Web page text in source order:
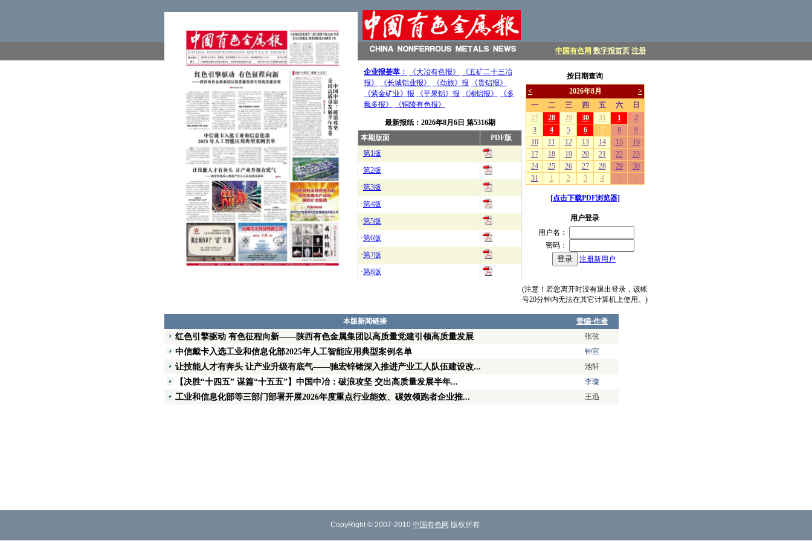
企业报荟萃： 《大冶有色报》
《五矿二十三冶
报》
《长城铝业报》 《劲旅》报
《贵铝报》
《紫金矿业》报
《平果铝》报 《湘铝报》
《多
氟多报》
《铜陵有色报》
最新报纸： 2026年8月6日 第5316期
本期版面
PDF版
·第1版
·第2版
·第3版
·第4版
·第5版
·第6版
·第7版
·第8版
中国有色网 数字报首页 注册
按日期查询
[点击下载PDF浏览器]
用户登录
用户名：
密码：
注册新用户
(注意！若您离开时没有退出登录，该帐
号20分钟内无法在其它计算机上使用。)
本版新闻链接 责编·作者
红色引擎驱动 有色征程向新——陕西有色金属集团以高质量党建引领高质量发展 张弦
中信戴卡入选工业和信息化部2025年人工智能应用典型案例名单 钟宣
让技能人才有奔头 让产业升级有底气——驰宏锌锗深入推进产业工人队伍建设改... 池轩
【决胜“十四五” 谋篇“十五五”】中国中冶：破浪攻坚 交出高质量发展半年... 李璇
工业和信息化部等三部门部署开展2026年度重点行业能效、碳效领跑者企业推... 王迅
CopyRight © 2007-2010 中国有色网 版权所有